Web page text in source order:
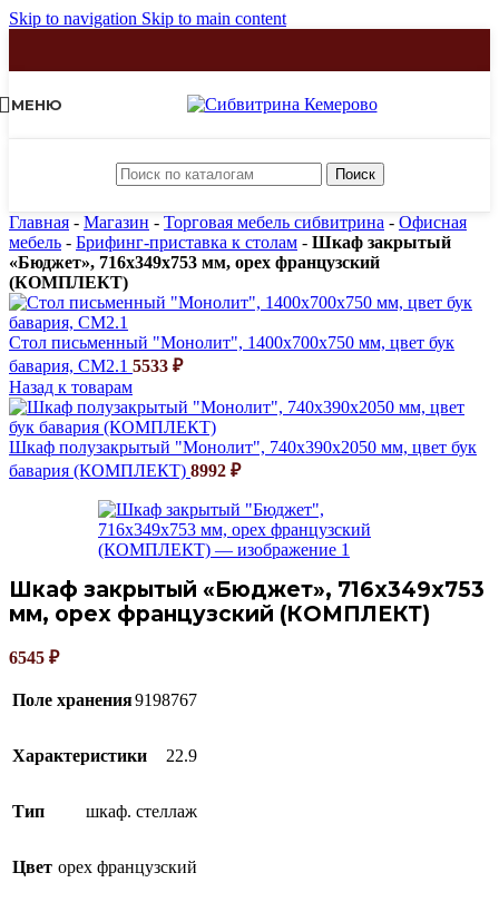
Skip to navigation Skip to main content
МЕНЮ
Поиск
Главная - Магазин - Торговая мебель сибвитрина - Офисная
мебель - Брифинг-приставка к столам - Шкаф закрытый
«Бюджет», 716х349х753 мм, орех французский
(КОМПЛЕКТ)
Стол письменный "Монолит", 1400х700х750 мм, цвет бук
бавария, СМ2.1 5533 ₽
Назад к товарам
Шкаф полузакрытый "Монолит", 740х390х2050 мм, цвет бук
бавария (КОМПЛЕКТ) 8992 ₽
Шкаф закрытый «Бюджет», 716х349х753
мм, орех французский (КОМПЛЕКТ)
6545 ₽
Поле хранения9198767
Характеристики 22.9
Тип шкаф. стеллаж
Цвет орех французский